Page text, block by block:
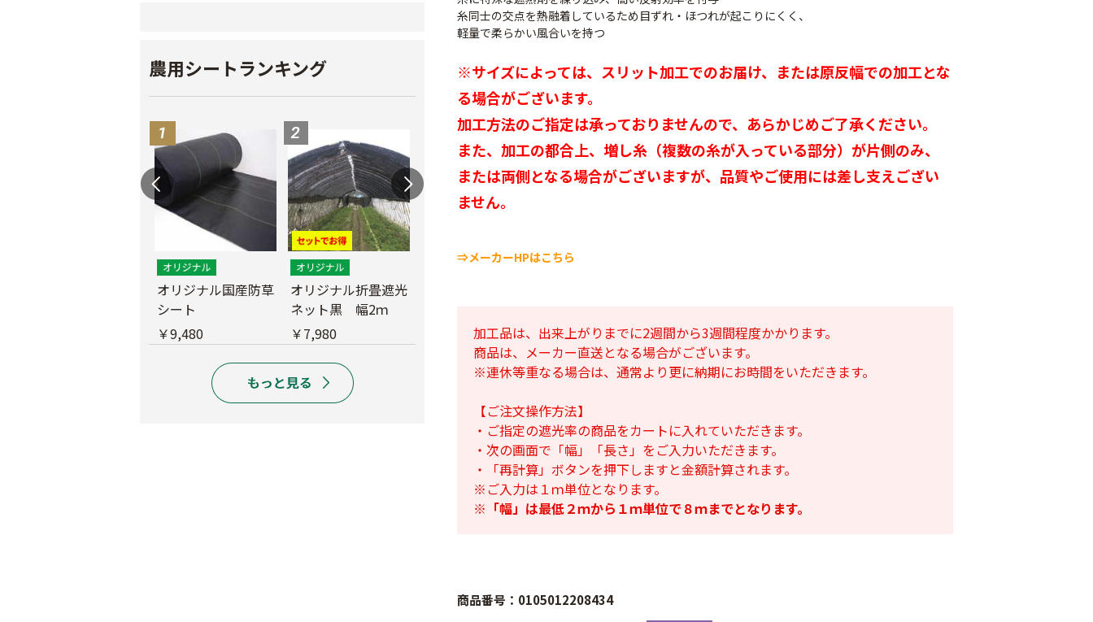
農用シートランキング
オリジナル国産防草
シート
￥9,480
オリジナル折畳遮光
ネット黒 幅2ｍ
￥7,980
蝶型パンチ
￥23,780
￥6,680
￥39,800
糸同士の交点を熱融着しているため目ずれ・ほつれが起こりにくく、
軽量で柔らかい風合いを持つ
※サイズによっては、スリット加工でのお届け、または原反幅での加工とな
る場合がございます。
加工方法のご指定は承っておりませんので、あらかじめご了承ください。
また、加工の都合上、増し糸（複数の糸が入っている部分）が片側のみ、
または両側となる場合がございますが、品質やご使用には差し支えござい
ません。
⇒メーカーHPはこちら
加工品は、出来上がりまでに2週間から3週間程度かかります。
商品は、メーカー直送となる場合がございます。
※連休等重なる場合は、通常より更に納期にお時間をいただきます。
【ご注文操作方法】
・ご指定の遮光率の商品をカートに入れていただきます。
・次の画面で「幅」「長さ」をご入力いただきます。
・「再計算」ボタンを押下しますと金額計算されます。
※ご入力は１ｍ単位となります。
※ 「幅」は最低２ｍから１ｍ単位で８ｍまでとなります。
商品番号：0105012208434